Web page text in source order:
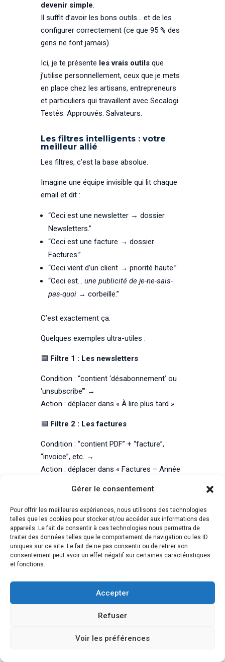
Gérer le consentement
Pour offrir les meilleures expériences, nous utilisons des technologies
telles que les cookies pour stocker et/ou accéder aux informations des
appareils. Le fait de consentir à ces technologies nous permettra de
traiter des données telles que le comportement de navigation ou les ID
uniques sur ce site. Le fait de ne pas consentir ou de retirer son
consentement peut avoir un effet négatif sur certaines caractéristiques
et fonctions.
Accepter
Refuser
Voir les préférences
devenir simple.
Il suffit d’avoir les bons outils… et de les
configurer correctement (ce que 95 % des
gens ne font jamais).
Ici, je te présente les vrais outilsque
j’utilise personnellement, ceux que je mets
en place chez les artisans, entrepreneurs
et particuliers qui travaillent avec Secalogi.
Testés. Approuvés. Salvateurs.
Les filtres intelligents : votre
meilleur allié
Les filtres, c’est la base absolue.
Imagine une équipe invisible qui lit chaque
email et dit :
“Ceci est une newsletter → dossier
Newsletters.”
“Ceci est une facture → dossier
Factures.”
“Ceci vient d’un client → priorité haute.”
“Ceci est… une publicité de je-ne-sais-
pas-quoi→ corbeille.”
C’est exactement ça.
Quelques exemples ultra-utiles :
🟦 Filtre 1 : Les newsletters
Condition : “contient ‘désabonnement’ ou
‘unsubscribe’” →
Action : déplacer dans « À lire plus tard »
🟩 Filtre 2 : Les factures
Condition : “contient PDF” + “facture”,
“invoice”, etc. →
Action : déplacer dans « Factures – Année
commandes
Condition : “commande”, “achat”, “paypal”,
“stripe” →
Action : dossier « Achats »
🟥Filtre 4 : Les messages prioritaires
Condition : Adresse mail des clients /
partenaires importants →